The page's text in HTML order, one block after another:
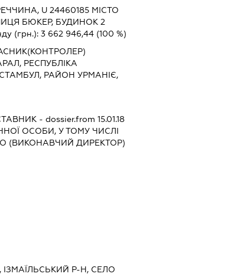
U 24460185 МІСТО
БЮКЕР, БУДИНОК 2
(грн.): 3 662 946,44(100 %)
РЕСПУБЛІКА
РАЙОН УРМАНІЄ,
- dossier.from 15.01.18
ОСОБИ, У ТОМУ ЧИСЛІ
(ВИКОНАВЧИЙ ДИРЕКТОР)
ІЗМАЇЛЬСЬКИЙ Р-Н, СЕЛО